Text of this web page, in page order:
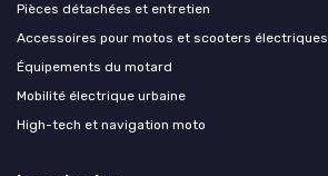
Pièces détachées et entretien
Accessoires pour motos et scooters électriques
Équipements du motard
Mobilité électrique urbaine
High-tech et navigation moto